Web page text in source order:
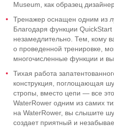
Museum, как образец
Тренажер оснащен одним из
Благодаря функции
незамедлительно. Тем, кому
о проведенной тренировке,
многочисленные функции и
Тихая работа
конструкция, поглощающая
стропы, вместо цепи — все
WaterRower одним из самих
на WaterRower, вы слышите
создает приятный и